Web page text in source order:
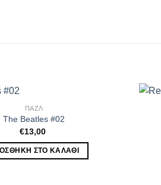
ΠΑΖΛ
The Beatles #02
€13,00
ΣΤΟ ΚΑΛΆΘΙ